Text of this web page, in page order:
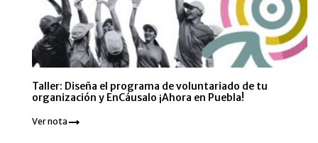
Taller: Diseña el programa de voluntariado de tu
organización y EnCáusalo ¡Ahora en Puebla!
Ver nota